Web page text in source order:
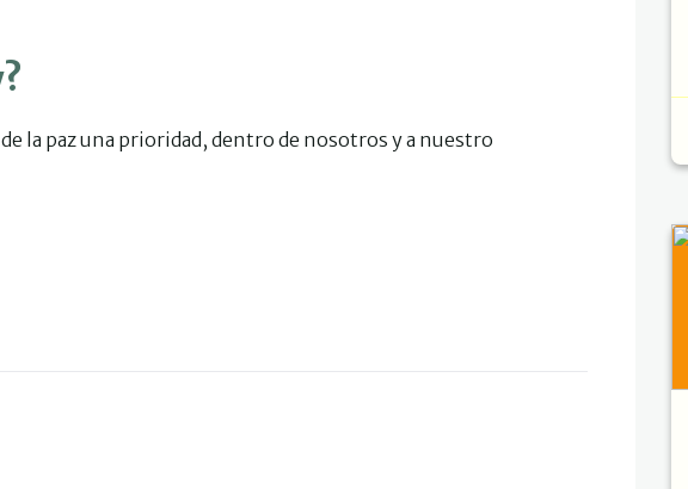
la paz una prioridad, dentro de nosotros y a nuestro